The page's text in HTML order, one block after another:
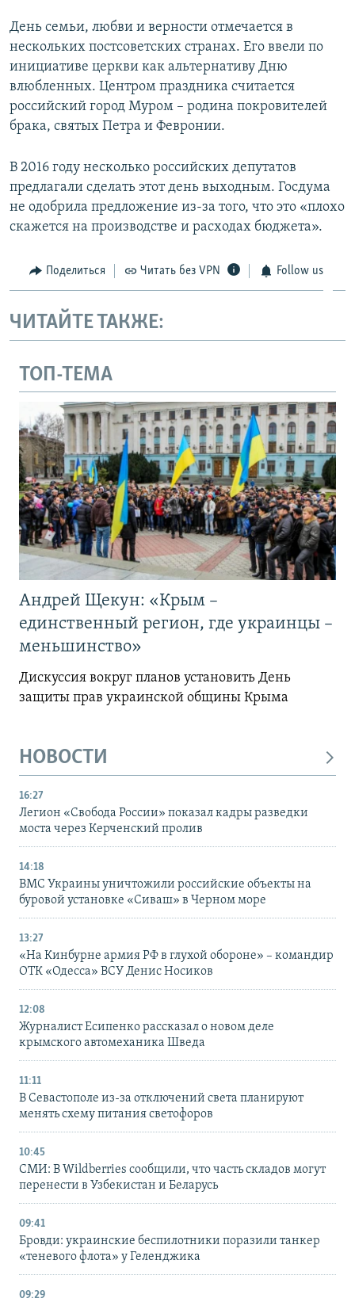
День семьи, любви и верности отмечается в
нескольких постсоветских странах. Его ввели по
инициативе церкви как альтернативу Дню
влюбленных. Центром праздника считается
российский город Муром – родина покровителей
брака, святых Петра и Февронии.
В 2016 году несколько российских депутатов
предлагали сделать этот день выходным. Госдума
не одобрила предложение из-за того, что это «плохо
скажется на производстве и расходах бюджета».
Поделиться Читать без VPN Follow us
ЧИТАЙТЕ ТАКЖЕ:
ТОП-ТЕМА
Андрей Щекун: «Крым –
единственный регион, где украинцы –
меньшинство»
Дискуссия вокруг планов установить День
защиты прав украинской общины Крыма
НОВОСТИ
16:27
Легион «Свобода России» показал кадры разведки
моста через Керченский пролив
14:18
ВМС Украины уничтожили российские объекты на
буровой установке «Сиваш» в Черном море
13:27
«На Кинбурне армия РФ в глухой обороне» – командир
ОТК «Одесса» ВСУ Денис Носиков
12:08
Журналист Есипенко рассказал о новом деле
крымского автомеханика Шведа
11:11
В Севастополе из-за отключений света планируют
менять схему питания светофоров
10:45
СМИ: В Wildberries сообщили, что часть складов могут
перенести в Узбекистан и Беларусь
09:41
Бровди: украинские беспилотники поразили танкер
«теневого флота» у Геленджика
09:29